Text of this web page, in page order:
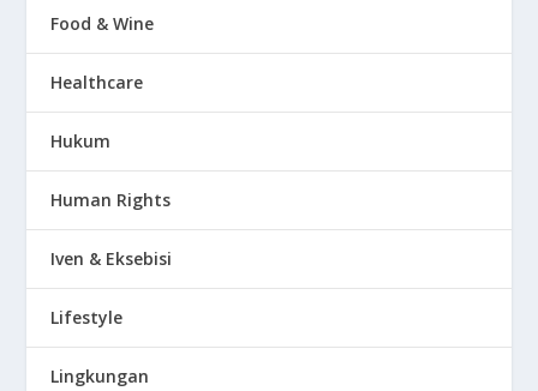
Food & Wine
Healthcare
Hukum
Human Rights
Iven & Eksebisi
Lifestyle
Lingkungan